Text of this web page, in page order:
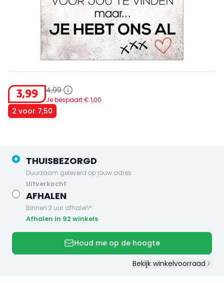
3,99 4,99
Je bespaart € 1,00
2 voor 7,50
THUISBEZORGD
Duurzaam geleverd op jouw adres
uitverkocht
AFHALEN
Binnen 2 uur afhalen*
Afhalen in 92 winkels
Houd me op de hoogte
Bekijk winkelvoorraad